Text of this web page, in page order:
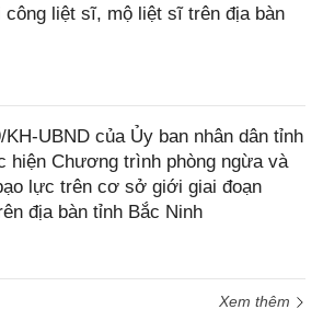
công liệt sĩ, mộ liệt sĩ trên địa bàn
KH-UBND của Ủy ban nhân dân tỉnh
hiện Chương trình phòng ngừa và
lực trên cơ sở giới giai đoạn
địa bàn tỉnh Bắc Ninh
Xem thêm